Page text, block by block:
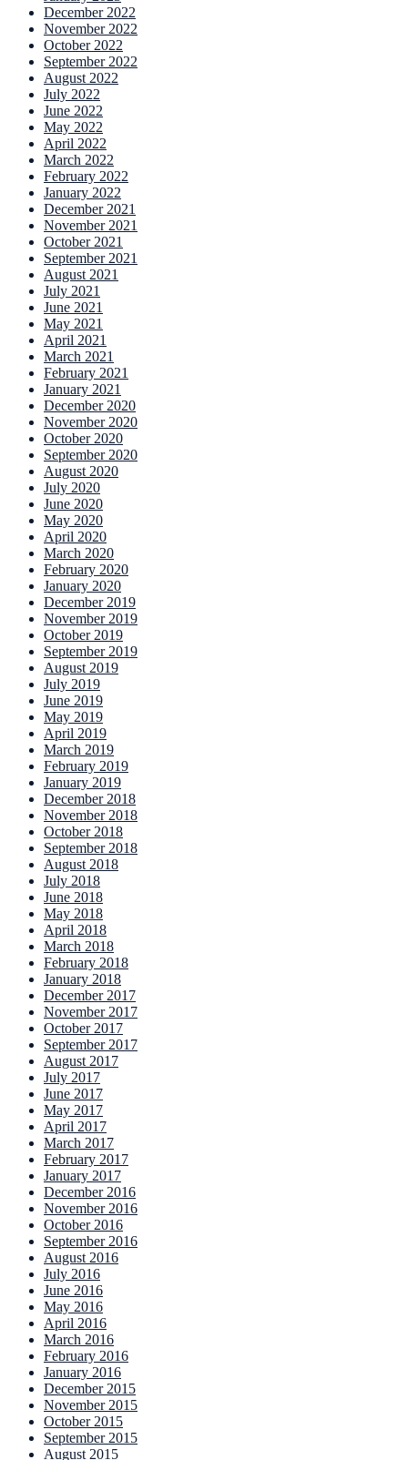
December 2022
November 2022
October 2022
September 2022
August 2022
July 2022
June 2022
May 2022
April 2022
March 2022
February 2022
January 2022
December 2021
November 2021
October 2021
September 2021
August 2021
July 2021
June 2021
May 2021
April 2021
March 2021
February 2021
January 2021
December 2020
November 2020
October 2020
September 2020
August 2020
July 2020
June 2020
May 2020
April 2020
March 2020
February 2020
January 2020
December 2019
November 2019
October 2019
September 2019
August 2019
July 2019
June 2019
May 2019
April 2019
March 2019
February 2019
January 2019
December 2018
November 2018
October 2018
September 2018
August 2018
July 2018
June 2018
May 2018
April 2018
March 2018
February 2018
January 2018
December 2017
November 2017
October 2017
September 2017
August 2017
July 2017
June 2017
May 2017
April 2017
March 2017
February 2017
January 2017
December 2016
November 2016
October 2016
September 2016
August 2016
July 2016
June 2016
May 2016
April 2016
March 2016
February 2016
January 2016
December 2015
November 2015
October 2015
September 2015
August 2015